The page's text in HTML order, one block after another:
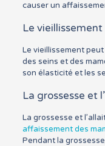
causer un
Le vieillissement
Le vieillissement
des seins et des
son élasticité et les
La grossesse et
La grossesse et
affaissement des
Pendant la